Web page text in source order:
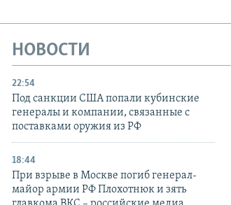
НОВОСТИ
22:54
Под санкции США попали кубинские
генералы и компании, связанные с
поставками оружия из РФ
18:44
При взрыве в Москве погиб генерал-
майор армии РФ Плохотнюк и зять